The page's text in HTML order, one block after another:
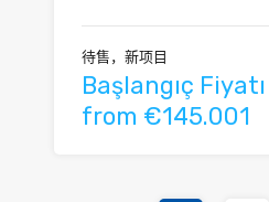
待售，新项目
Başlangıç
from €145.001